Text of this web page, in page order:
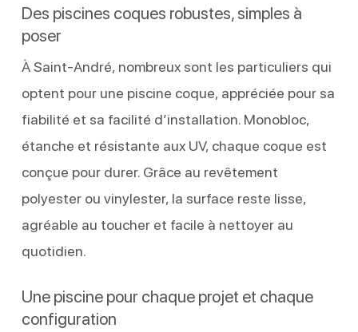
Des piscines coques robustes, simples à
poser
À Saint-André, nombreux sont les particuliers qui
optent pour une piscine coque, appréciée pour sa
fiabilité et sa facilité d’installation. Monobloc,
étanche et résistante aux UV, chaque coque est
conçue pour durer. Grâce au revêtement
polyester ou vinylester, la surface reste lisse,
agréable au toucher et facile à nettoyer au
quotidien.
Une piscine pour chaque projet et chaque
configuration